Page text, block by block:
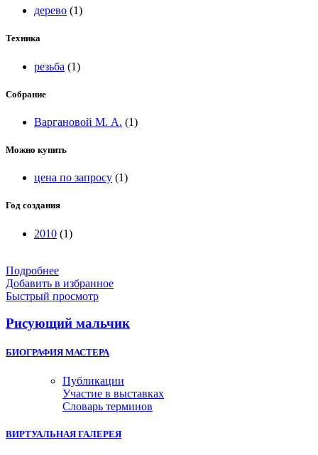
дерево (1)
Техника
резьба (1)
Собрание
Варгановой М. А. (1)
Можно купить
цена по запросу (1)
Год создания
2010 (1)
Подробнее
Добавить в избранное
Быстрый просмотр
Рисующий мальчик
БИОГРАФИЯ МАСТЕРА
Публикации
Участие в выставках
Словарь терминов
ВИРТУАЛЬНАЯ ГАЛЕРЕЯ